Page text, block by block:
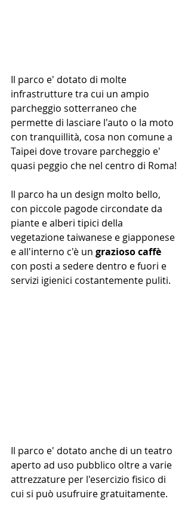
Il parco e' dotato di molte
infrastrutture tra cui un ampio
parcheggio sotterraneo che
permette di lasciare l'auto o la moto
con tranquillità, cosa non comune a
Taipei dove trovare parcheggio e'
quasi peggio che nel centro di Roma!
Il parco ha un design molto bello,
con piccole pagode circondate da
piante e alberi tipici della
vegetazione taiwanese e giapponese
e all'interno c'è un grazioso caffè
con posti a sedere dentro e fuori e
servizi igienici costantemente puliti.
Il parco e' dotato anche di un teatro
aperto ad uso pubblico oltre a varie
attrezzature per l'esercizio fisico di
cui si può usufruire gratuitamente.